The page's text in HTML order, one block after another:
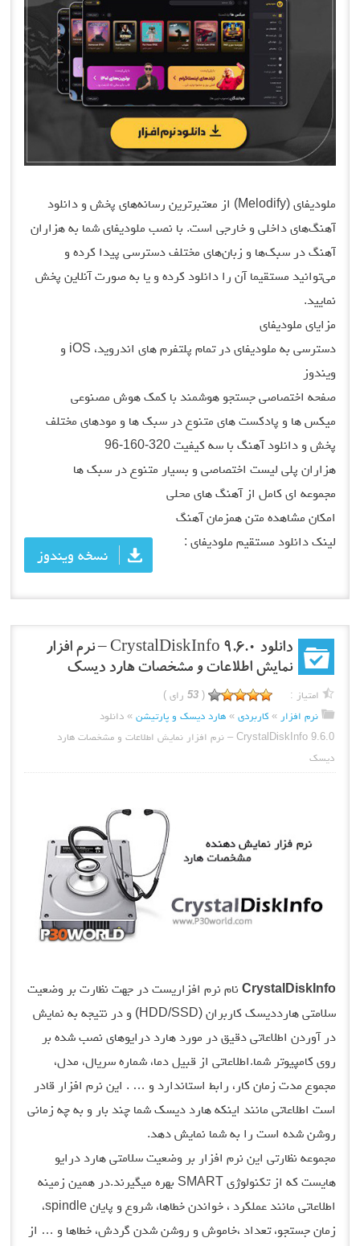
ملودیفای (Melodify) از معتبرترین رسانه‌های پخش و دانلود
آهنگ‌های داخلی و خارجی است. با نصب ملودیفای شما به هزاران
آهنگ در سبک‌ها و زبان‌های مختلف دسترسی پیدا کرده و
می‌توانید مستقیما آن را دانلود کرده و یا به صورت آنلاین پخش
نمایید.
مزایای ملودیفای
دسترسی به ملودیفای در تمام پلتفرم های اندروید، iOS و
ویندوز
صفحه اختصاصی جستجو هوشمند با کمک هوش مصنوعی
میکس ها و پادکست های متنوع در سبک ها و مودهای مختلف
پخش و دانلود آهنگ با سه کیفیت 320-160-96
هزاران پلی لیست اختصاصی و بسیار متنوع در سبک ها
مجموعه ای کامل از آهنگ های محلی
امکان مشاهده متن همزمان آهنگ
لینک دانلود مستقیم ملودیفای :
نسخه ویندوز
دانلود CrystalDiskInfo 9.6.0 – نرم افزار
نمایش اطلاعات و مشخصات هارد دیسک
امتیاز : (
53 رای )
نرم افزار »کاربردی »هارد دیسک و پارتیشن »دانلود
CrystalDiskInfo 9.6.0 – نرم افزار نمایش اطلاعات و مشخصات هارد
دیسک
CrystalDiskInfo نام نرم افزاریست در جهت نظارت بر وضعیت
سلامتی هارددیسک کاربران (HDD/SSD) و در نتیجه به نمایش
در آوردن اطلاعاتی دقیق در مورد هارد درایوهای نصب شده بر
روی کامپیوتر شما.اطلاعاتی از قبیل دما، شماره سریال، مدل،
مجموع مدت زمان کار، رابط استاندارد و … . این نرم افزار قادر
است اطلاعاتی مانند اینکه هارد دیسک شما چند بار و به چه زمانی
روشن شده است را به شما نمایش دهد.
مجموعه نظارتی این نرم افزار بر وضعیت سلامتی هارد درایو
هایست که از تکنولوژی SMART بهره میگیرند.در همین زمینه
اطلاعاتی مانند عملکرد ، خواندن خطاها، شروع و پایان spindle،
زمان جستجو، تعداد ،خاموش و روشن شدن گردش، خطاها و … از